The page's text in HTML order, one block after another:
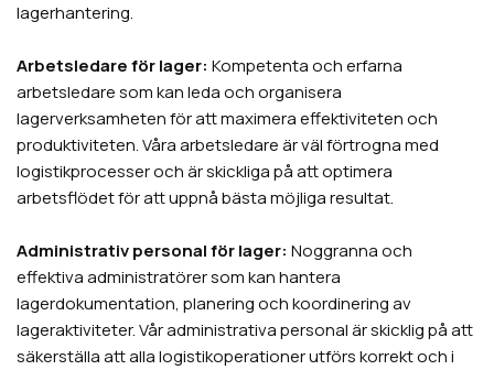
lagerhantering.
Arbetsledare för lager: Kompetenta och erfarna
arbetsledare som kan leda och organisera
lagerverksamheten för att maximera effektiviteten och
produktiviteten. Våra arbetsledare är väl förtrogna med
logistikprocesser och är skickliga på att optimera
arbetsflödet för att uppnå bästa möjliga resultat.
Administrativ personal för lager: Noggranna och
effektiva administratörer som kan hantera
lagerdokumentation, planering och koordinering av
lageraktiviteter. Vår administrativa personal är skicklig på att
säkerställa att alla logistikoperationer utförs korrekt och i